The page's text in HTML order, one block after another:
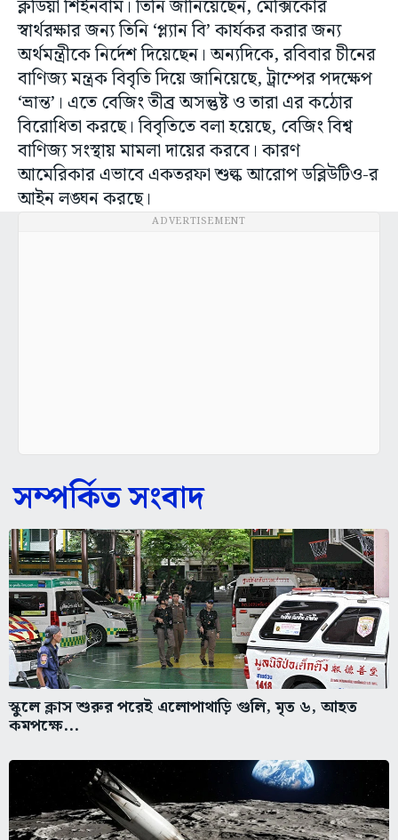
ক্লডিয়া শিইনবাম। তিনি জানিয়েছেন, মেক্সিকোর
স্বার্থরক্ষার জন্য তিনি ‘প্ল্যান বি’ কার্যকর করার জন্য
অর্থমন্ত্রীকে নির্দেশ দিয়েছেন। অন্যদিকে, রবিবার চীনের
বাণিজ্য মন্ত্রক বিবৃতি দিয়ে জানিয়েছে, ট্রাম্পের পদক্ষেপ
‘ভ্রান্ত’। এতে বেজিং তীব্র অসন্তুষ্ট ও তারা এর কঠোর
বিরোধিতা করছে। বিবৃতিতে বলা হয়েছে, বেজিং বিশ্ব
বাণিজ্য সংস্থায় মামলা দায়ের করবে। কারণ
আমেরিকার এভাবে একতরফা শুল্ক আরোপ ডব্লিউটিও-র
আইন লঙ্ঘন করছে।
ADVERTISEMENT
সম্পর্কিত সংবাদ
স্কুলে ক্লাস শুরুর পরেই এলোপাথাড়ি গুলি, মৃত ৬, আহত
কমপক্ষে...